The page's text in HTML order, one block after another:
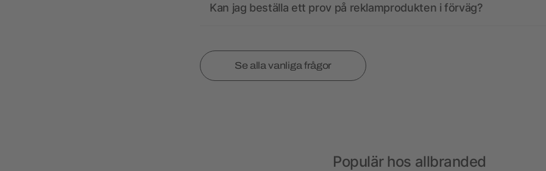
Kan jag beställa ett prov på reklamprodukten i förväg?
Se alla vanliga frågor
Populär hos allbranded